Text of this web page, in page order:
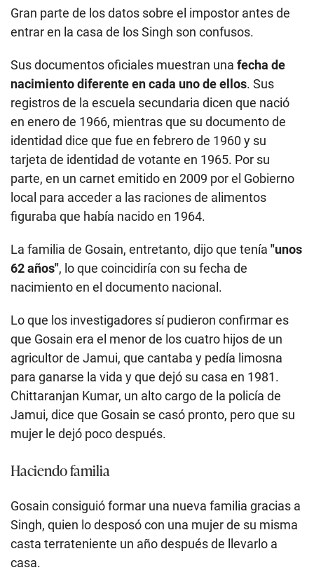
Gran parte de los datos sobre el impostor antes de
entrar en la casa de los Singh son confusos.
Sus documentos oficiales muestran una fecha de
nacimiento diferente en cada uno de ellos. Sus
registros de la escuela secundaria dicen que nació
en enero de 1966, mientras que su documento de
identidad dice que fue en febrero de 1960 y su
tarjeta de identidad de votante en 1965. Por su
parte, en un carnet emitido en 2009 por el Gobierno
local para acceder a las raciones de alimentos
figuraba que había nacido en 1964.
La familia de Gosain, entretanto, dijo que tenía "unos
62 años", lo que coincidiría con su fecha de
nacimiento en el documento nacional.
Lo que los investigadores sí pudieron confirmar es
que Gosain era el menor de los cuatro hijos de un
agricultor de Jamui, que cantaba y pedía limosna
para ganarse la vida y que dejó su casa en 1981.
Chittaranjan Kumar, un alto cargo de la policía de
Jamui, dice que Gosain se casó pronto, pero que su
mujer le dejó poco después.
Haciendo familia
Gosain consiguió formar una nueva familia gracias a
Singh, quien lo desposó con una mujer de su misma
casta terrateniente un año después de llevarlo a
casa.